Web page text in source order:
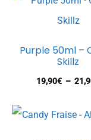
Purple 50ml –
Skillz
19,90€ –